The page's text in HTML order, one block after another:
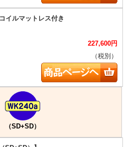
227,600円
（税別）
（SD+SD）